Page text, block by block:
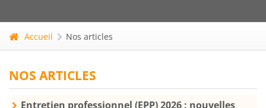
Accueil Nos articles
NOS ARTICLES
Entretien professionnel (EPP) 2026 : nouvelles